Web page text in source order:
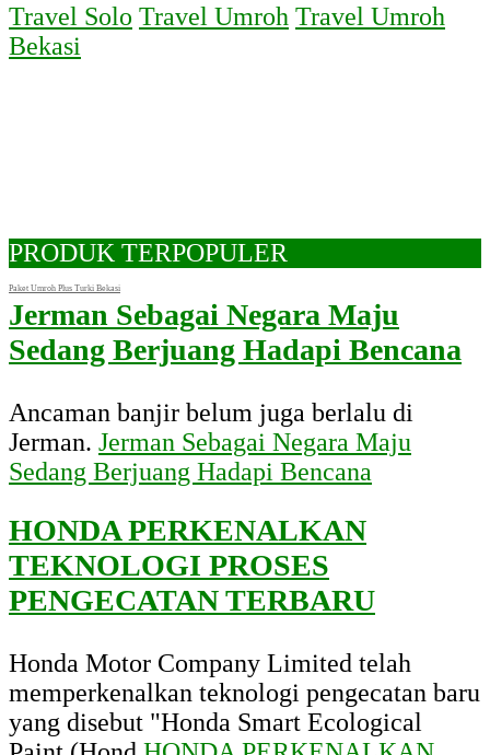
Travel Solo Travel Umroh Travel Umroh
Bekasi
PRODUK TERPOPULER
Paket Umroh Plus Turki Bekasi
Jerman Sebagai Negara Maju
Sedang Berjuang Hadapi Bencana
Ancaman banjir belum juga berlalu di
Jerman. Jerman Sebagai Negara Maju
Sedang Berjuang Hadapi Bencana
HONDA PERKENALKAN
TEKNOLOGI PROSES
PENGECATAN TERBARU
Honda Motor Company Limited telah
memperkenalkan teknologi pengecatan baru
yang disebut "Honda Smart Ecological